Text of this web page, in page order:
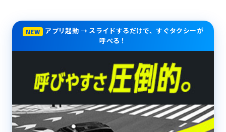
NEW
アプリ起動 → スライドするだけで、すぐタクシーが
呼べる！